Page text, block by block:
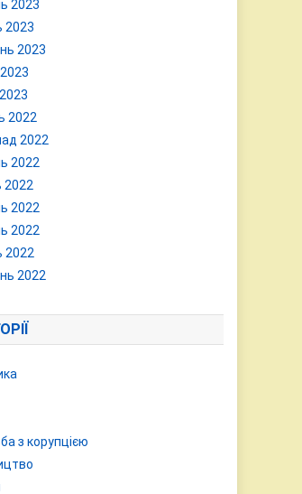
2023
2023
2023
2022
2022
2022
2022
2022
2022
2022
2022
з корупцією